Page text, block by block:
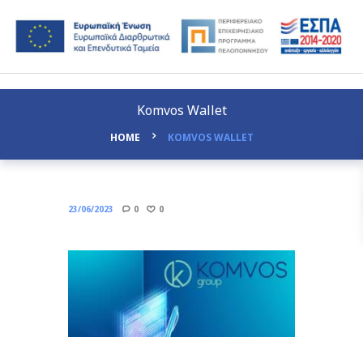
Komvos Wallet
HOME KOMVOS WALLET
23/06/2023 0 0